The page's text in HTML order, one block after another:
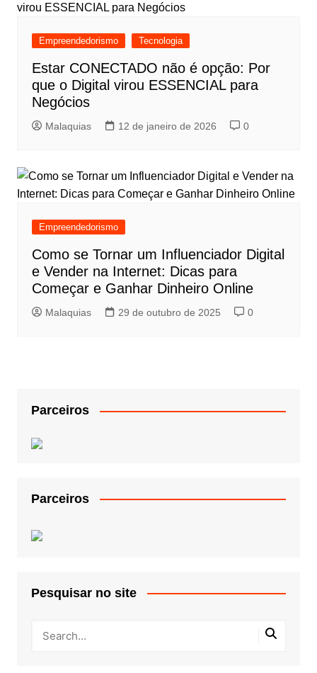
Empreendedorismo Tecnologia
Estar CONECTADO não é opção: Por
que o Digital virou ESSENCIAL para
Negócios
Malaquias 12 de janeiro de 2026 0
Empreendedorismo
Como se Tornar um Influenciador Digital
e Vender na Internet: Dicas para
Começar e Ganhar Dinheiro Online
Malaquias 29 de outubro de 2025 0
Parceiros
Parceiros
Pesquisar no site